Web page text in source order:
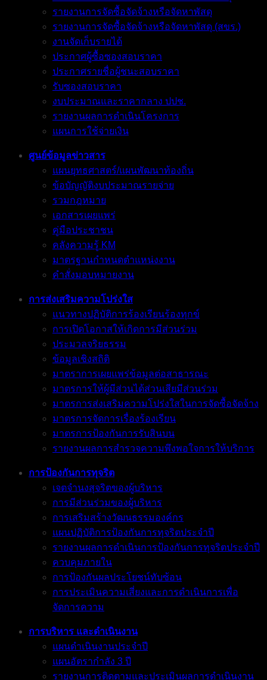
รายงานการจัดซื้อจัดจ้างหรือจัดหาพัสดุ
รายงานการจัดซื้อจัดจ้างหรือจัดหาพัสดุ (สขร.)
งานจัดเก็บรายได้
ประกาศผู้ซื้อซองสอบราคา
ประกาศรายชื่อผู้ชนะสอบราคา
รับซองสอบราคา
งบประมาณและราคากลาง ปปช.
รายงานผลการดำเนินโครงการ
แผนการใช้จ่ายเงิน
ศูนย์ข้อมูลข่าวสาร
แผนยุทธศาสตร์/แผนพัฒนาท้องถิ่น
ข้อบัญญัติงบประมาณรายจ่าย
รวมกฎหมาย
เอกสารเผยแพร่
คู่มือประชาชน
คลังความรู้ KM
มาตรฐานกำหนดตำแหน่งงาน
คำสั่งมอบหมายงาน
การส่งเสริมความโปร่งใส
แนวทางปฏิบัติการร้องเรียนร้องทุกข์
การเปิดโอกาสให้เกิดการมีส่วนร่วม
ประมวลจริยธรรม
ข้อมูลเชิงสถิติ
มาตราการเผยแพร่ข้อมูลต่อสาธารณะ
มาตรการให้ผู้มีส่วนได้ส่วนเสียมีส่วนร่วม
มาตรการส่งเสริมความโปร่งใสในการจัดซื้อจัดจ้าง
มาตรการจัดการเรื่องร้องเรียน
มาตรการป้องกันการรับสินบน
รายงานผลการสำรวจความพึงพอใจการให้บริการ
การป้องกันการทุจริต
เจตจำนงสุจริตของผู้บริหาร
การมีส่วนร่วมของผู้บริหาร
การเสริมสร้างวัฒนธรรมองค์กร
แผนปฏิบัติการป้องกันการทุจริตประจำปี
รายงานผลการดำเนินการป้องกันการทุจริตประจำปี
ควบคุมภายใน
การป้องกันผลประโยชน์ทับซ้อน
การประเมินความเสี่ยงและการดำเนินการเพื่อ
จัดการความ
การบริหาร และดำเนินงาน
แผนดำเนินงานประจำปี
แผนอัตรากำลัง 3 ปี
รายงานการติดตามและประเมินผลการดำเนินงาน